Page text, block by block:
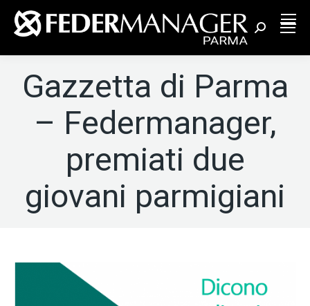
Cerca:
Gazzetta di Parma
– Federmanager,
premiati due
giovani parmigiani